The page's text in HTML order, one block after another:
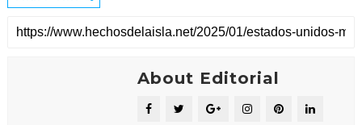
About Editorial